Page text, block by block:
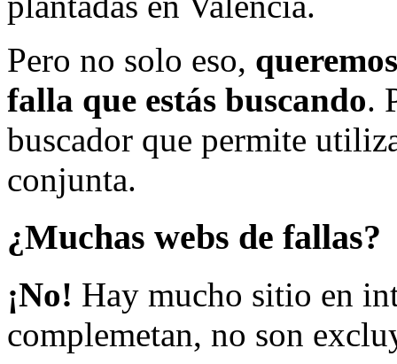
Pero no solo eso,
falla que estás buscando.
buscador que permite
conjunta.
¿Muchas webs de fallas?
¡No! Hay mucho sitio en
complemetan, no son